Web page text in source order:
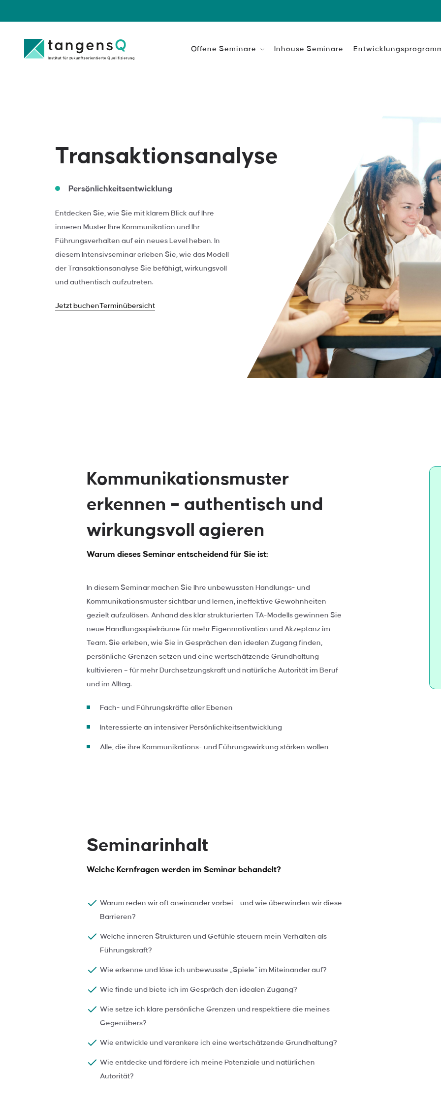
Offene Seminare
Führung bedeutet mehr als Aufgaben
Kommunikation & Management
Kommunikation ist die Illusion, sie sei
gelungen
Inhalte anzeigen
Inhouse Seminare
Train the Trainer
HR-Intensiv Ausbildung
Transaktionsanalyse
Persönlichkeitsentwicklung
Entdecken Sie, wie Sie mit klarem Blick auf Ihre
inneren Muster Ihre Kommunikation und Ihr
Führungsverhalten auf ein neues Level heben. In
diesem Intensivseminar erleben Sie, wie das Modell
der Transaktionsanalyse Sie befähigt, wirkungsvoll
und authentisch aufzutreten.
Jetzt buchenTerminübersicht
Kommunikationsmuster
erkennen – authentisch und
wirkungsvoll agieren
Warum dieses Seminar entscheidend für Sie ist:
In diesem Seminar machen Sie Ihre unbewussten Handlungs- und
Kommunikationsmuster sichtbar und lernen, ineffektive Gewohnheiten
gezielt aufzulösen. Anhand des klar strukturierten TA-Modells gewinnen Sie
neue Handlungsspielräume für mehr Eigenmotivation und Akzeptanz im
Team. Sie erleben, wie Sie in Gesprächen den idealen Zugang finden,
persönliche Grenzen setzen und eine wertschätzende Grundhaltung
kultivieren – für mehr Durchsetzungskraft und natürliche Autorität im Beruf
und im Alltag.
Fach- und Führungskräfte aller Ebenen
Interessierte an intensiver Persönlichkeitsentwicklung
Alle, die ihre Kommunikations- und Führungswirkung stärken wollen
Seminarinhalt
Welche Kernfragen werden im Seminar behandelt?
Warum reden wir oft aneinander vorbei – und wie überwinden wir diese
Bar­rieren?
Welche inneren Strukturen und Gefühle steuern mein Verhalten als
Führungskraft?
Wie erkenne und löse ich unbewusste „Spiele“ im Miteinander auf?
Wie finde und biete ich im Gespräch den idealen Zugang?
Wie setze ich klare persönliche Grenzen und respektiere die meines
Gegenübers?
Wie entwickle und verankere ich eine wertschätzende Grundhaltung?
Wie entdecke und fördere ich meine Potenziale und natürlichen
Autorität?